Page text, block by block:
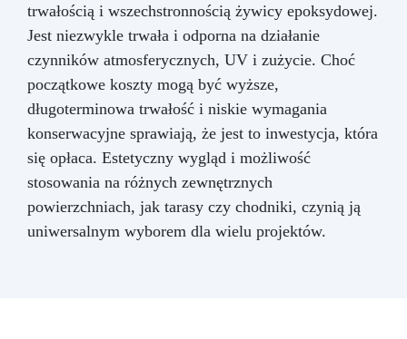
trwałością i wszechstronnością żywicy epoksydowej.
Jest niezwykle trwała i odporna na działanie
czynników atmosferycznych, UV i zużycie. Choć
początkowe koszty mogą być wyższe,
długoterminowa trwałość i niskie wymagania
konserwacyjne sprawiają, że jest to inwestycja, która
się opłaca. Estetyczny wygląd i możliwość
stosowania na różnych zewnętrznych
powierzchniach, jak tarasy czy chodniki, czynią ją
uniwersalnym wyborem dla wielu projektów.